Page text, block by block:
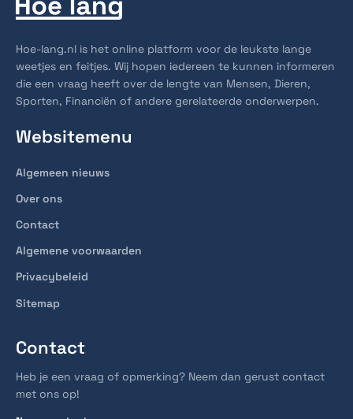
Hoe-lang.nl is het online platform voor de leukste lange
weetjes en feitjes. Wij hopen iedereen te kunnen informeren
die een vraag heeft over de lengte van Mensen, Dieren,
Sporten, Financiën of andere gerelateerde onderwerpen.
Websitemenu
Algemeen nieuws
Over ons
Contact
Algemene voorwaarden
Privacybeleid
Sitemap
Contact
Heb je een vraag of opmerking? Neem dan gerust contact
met ons op!